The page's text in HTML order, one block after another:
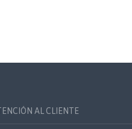
AL CLIENTE